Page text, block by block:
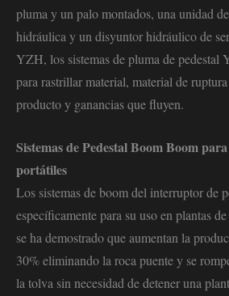
pluma y un palo montados, una unidad
hidráulica y un disyuntor hidráulico de
YZH, los sistemas de pluma de pedestal
para rastrillar material, material de
producto y ganancias que fluyen.
Sistemas de Pedestal Boom Boom
portátiles
Los sistemas de boom del interruptor de
específicamente para su uso en plantas
se ha demostrado que aumentan la
30% eliminando la roca puente y se
la tolva sin necesidad de detener una